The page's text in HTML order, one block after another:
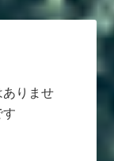
ありませ
す